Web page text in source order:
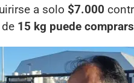
a solo $7.000
15 kg puede